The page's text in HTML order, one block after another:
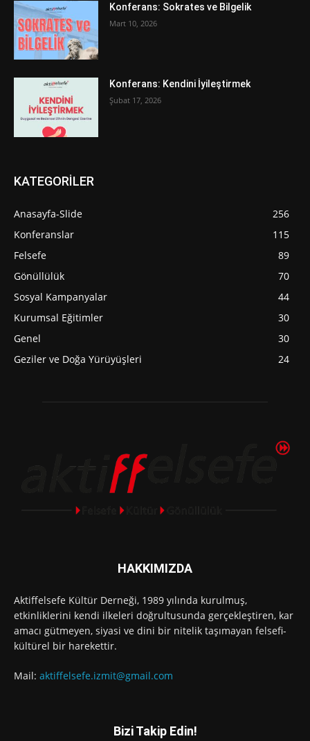
Konferans: Sokrates ve Bilgelik
Mart 10, 2026
Konferans: Kendini İyileştirmek
Şubat 17, 2026
KATEGORİLER
Anasayfa-Slide
256
Konferanslar
115
Felsefe
89
Gönüllülük
70
Sosyal Kampanyalar
44
Kurumsal Eğitimler
30
Genel
30
Geziler ve Doğa Yürüyüşleri
24
HAKKIMIZDA
Aktiffelsefe Kültür Derneği, 1989 yılında kurulmuş,
etkinliklerini kendi ilkeleri doğrultusunda gerçekleştiren, kar
amacı gütmeyen, siyasi ve dini bir nitelik taşımayan felsefi-
kültürel bir harekettir.
Mail: aktiffelsefe.izmit@gmail.com
Bizi Takip Edin!